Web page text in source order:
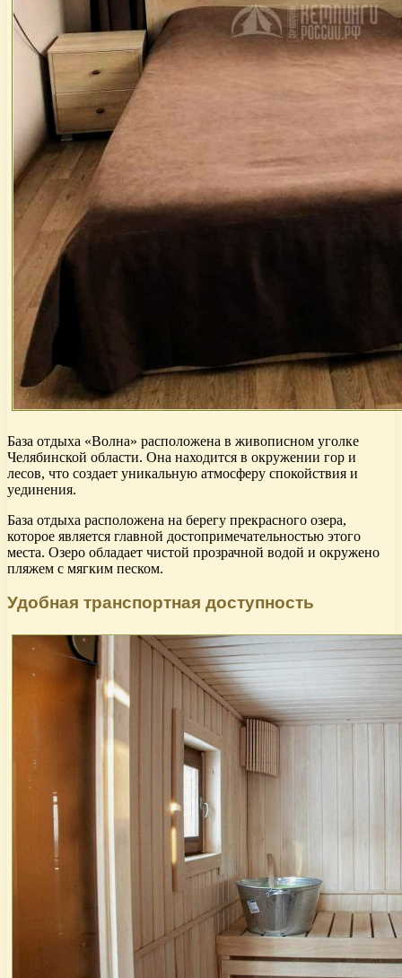
База отдыха «Волна» расположена в живописном уголке
Челябинской области. Она находится в окружении гор и
лесов, что создает уникальную атмосферу спокойствия и
уединения.
База отдыха расположена на берегу прекрасного озера,
которое является главной достопримечательностью этого
места. Озеро обладает чистой прозрачной водой и окружено
пляжем с мягким песком.
Удобная транспортная доступность